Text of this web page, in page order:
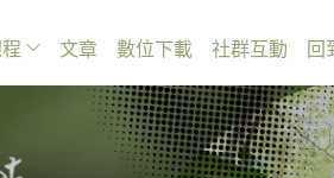
文章 數位下載 社群互動 回